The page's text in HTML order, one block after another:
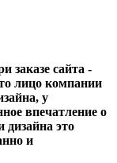
заказе сайта -
лицо компании
у
впечатление о
это
и